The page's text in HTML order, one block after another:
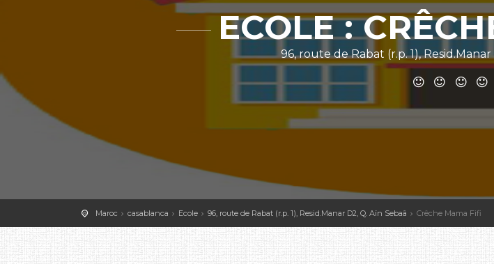
ECOLE :
96, route de Rabat (r.p. 1),
Maroc casablanca Ecole 96, route de Rabat (r.p. 1), Resid.Manar D2, Q. Aïn Sebaâ Crêche Mama Fifi